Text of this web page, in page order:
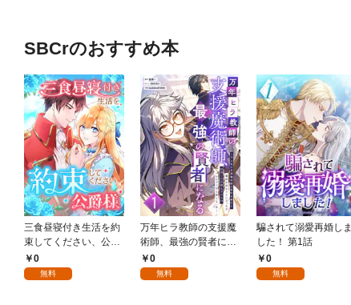
SBCrのおすすめ本
三食昼寝付き生活を約
束してください、公爵
様 1話
0
無料
万年ヒラ教師の支援魔
術師、最強の賢者にな
る～不人気の支援魔術
師は給料泥棒だと魔術
0
無料
騙されて溺愛再婚しま
した！ 第1話
0
無料